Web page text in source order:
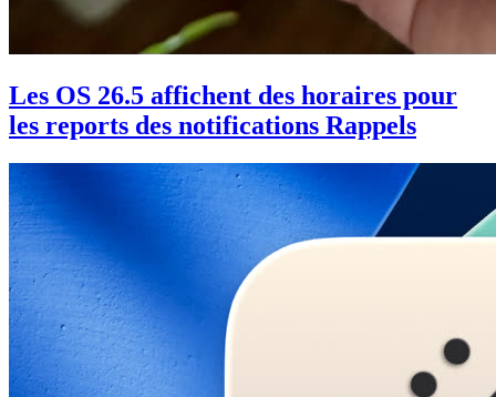
Les OS 26.5 affichent des horaires pour
les reports des notifications Rappels